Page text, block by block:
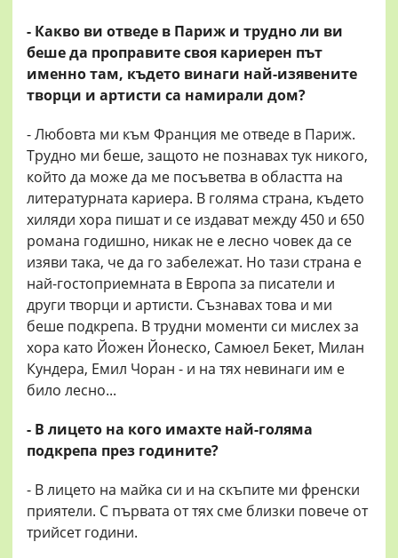
- Какво ви отведе в Париж и трудно ли ви
беше да проправите своя кариерен път
именно там, където винаги най-изявените
творци и артисти са намирали дом?
- Любовта ми към Франция ме отведе в Париж.
Трудно ми беше, защото не познавах тук никого,
който да може да ме посъветва в областта на
литературната кариера. В голяма страна, където
хиляди хора пишат и се издават между 450 и 650
романа годишно, никак не е лесно човек да се
изяви така, че да го забележат. Но тази страна е
най-гостоприемната в Европа за писатели и
други творци и артисти. Съзнавах това и ми
беше подкрепа. В трудни моменти си мислех за
хора като Йожен Йонеско, Самюел Бекет, Милан
Кундера, Емил Чоран - и на тях невинаги им е
било лесно...
- В лицето на кого имахте най-голяма
подкрепа през годините?
- В лицето на майка си и на скъпите ми френски
приятели. С първата от тях сме близки повече от
трийсет години.